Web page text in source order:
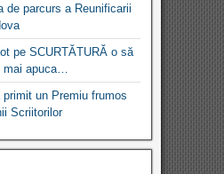
de parcurs a Reunificarii
pe SCURTĂTURĂ o să
apuca…
un Premiu frumos
Scriitorilor